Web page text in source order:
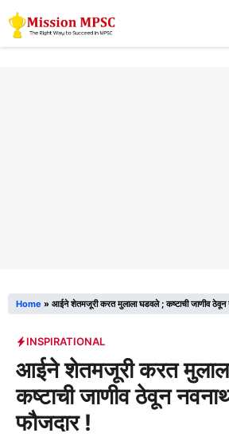
Skip
to
Home » आईने शेतमजूरी करत मुलाला घडवले ; कष्टाची जाणीव ठेवून
INSPIRATIONAL
आईने शेतमजूरी करत
कष्टाची जाणीव ठेवून
फौजदार !